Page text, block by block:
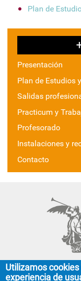
Plan de
Presentación
Plan de Estudios
Salidas
Practicum y
Profesorado
Instalaciones y
Contacto
Utilizamos
experiencia de